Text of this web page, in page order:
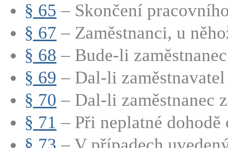
§ 65 – Skončení
§ 67 – Zaměstnanci, u
§ 68 – Bude-li
§ 69 – Dal-li zaměstnavatel
§ 70 – Dal-li zaměstnanec
§ 71 – Při neplatné dohodě